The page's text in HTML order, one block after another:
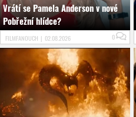
Vrátí se Pamela Anderson v nové
Pobřežní hlídce?
FILMFANOUCH | 02.08.2026 0